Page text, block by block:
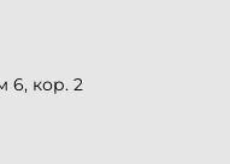
6, кор. 2